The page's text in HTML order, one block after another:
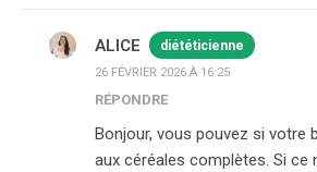
ALICE diététicienne
26 FÉVRIER 2026 À 16:25
RÉPONDRE
Bonjour, vous pouvez si votre
aux céréales complètes. Si ce